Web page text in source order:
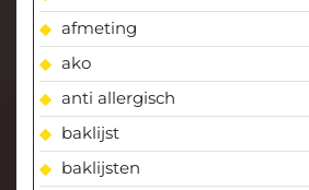
afmeting
ako
anti allergisch
baklijst
baklijsten